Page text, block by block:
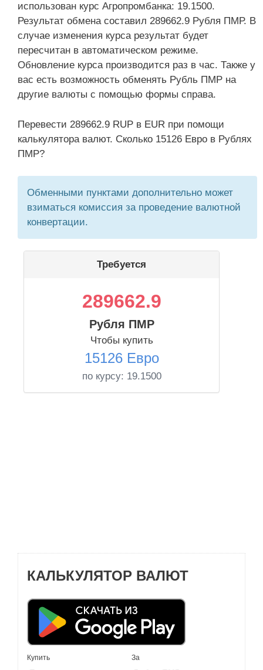
использован курс Агропромбанка: 19.1500.
Результат обмена составил 289662.9 Рубля ПМР. В
случае изменения курса результат будет
пересчитан в автоматическом режиме.
Обновление курса производится раз в час. Также у
вас есть возможность обменять Рубль ПМР на
другие валюты с помощью формы справа.
Перевести 289662.9 RUP в EUR при помощи
калькулятора валют. Сколько 15126 Евро в Рублях
ПМР?
Обменными пунктами дополнительно может
взиматься комиссия за проведение валютной
конвертации.
Требуется
289662.9
Рубля ПМР
Чтобы купить
15126 Евро
по курсу: 19.1500
КАЛЬКУЛЯТОР ВАЛЮТ
Купить За